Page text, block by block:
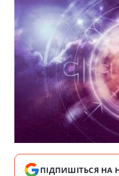
ПІДПИШІТЬСЯ НА